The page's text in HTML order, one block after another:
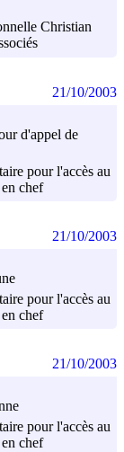
Christian
d'appel de
pour l'accès au
chef
21/10/2003
pour l'accès au
chef
21/10/2003
pour l'accès au
chef
21/10/2003